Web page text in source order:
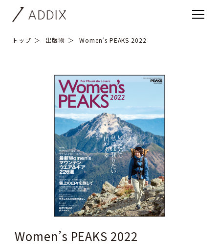
トップ 出版物 Women’s PEAKS 2022
Women’s PEAKS 2022